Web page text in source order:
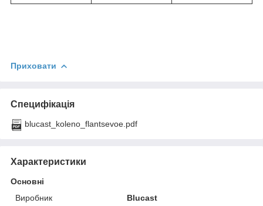
Приховати
Специфікація
blucast_koleno_flantsevoe.pdf
Характеристики
Основні
Виробник
Blucast